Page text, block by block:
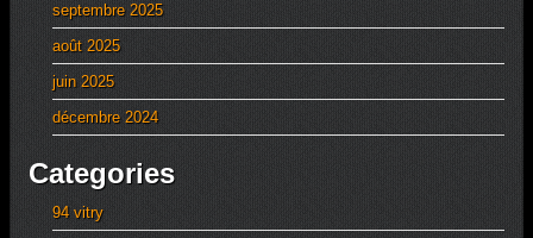
septembre 2025
août 2025
juin 2025
décembre 2024
Categories
94 vitry